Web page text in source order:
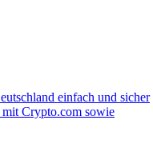
einfach und sicher
Crypto.com sowie